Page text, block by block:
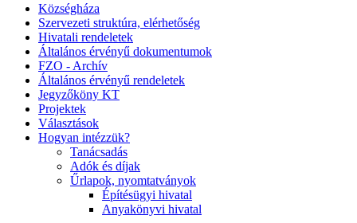
Községháza
Szervezeti struktúra, elérhetőség
Hivatali rendeletek
Általános érvényű dokumentumok
FZO - Archív
Általános érvényű rendeletek
Jegyzőköny KT
Projektek
Választások
Hogyan intézzük?
Tanácsadás
Adók és díjak
Űrlapok, nyomtatványok
Építésügyi hivatal
Anyakönyvi hivatal